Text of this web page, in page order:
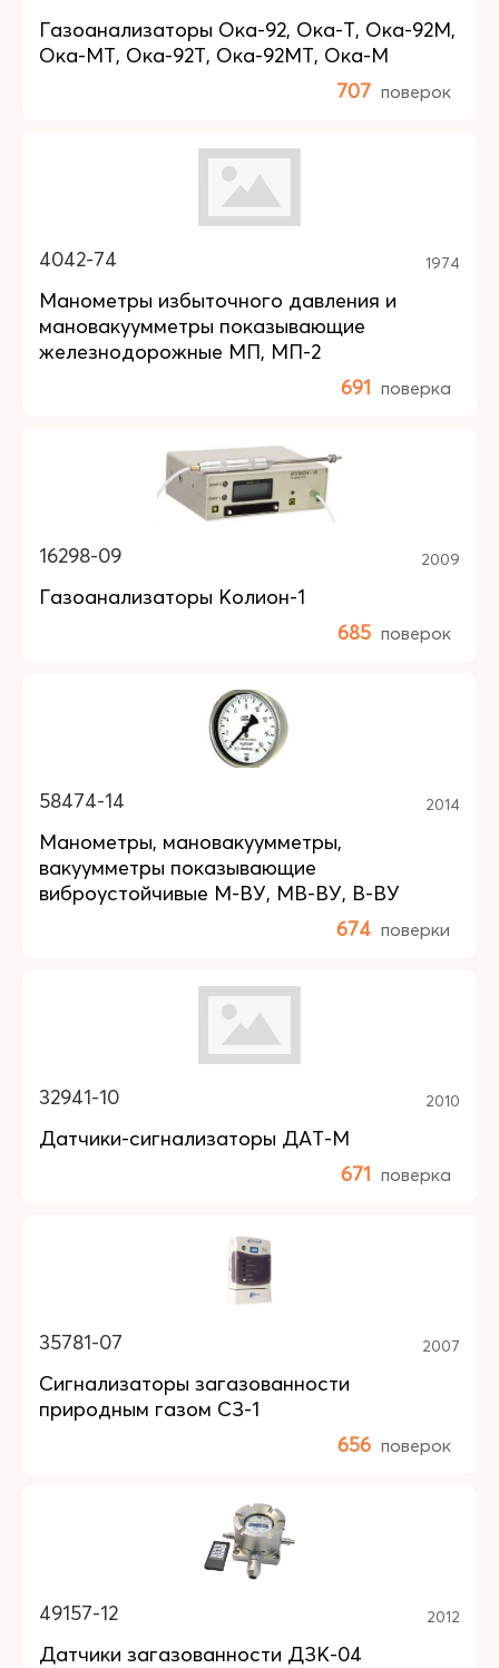
Газоанализаторы Ока-92, Ока-Т, Ока-92М,
Ока-МТ, Ока-92Т, Ока-92МТ, Ока-М
707 поверок
4042-74 1974
Манометры избыточного давления и
мановакуумметры показывающие
железнодорожные МП, МП-2
691 поверка
16298-09 2009
Газоанализаторы Колион-1
685 поверок
58474-14 2014
Манометры, мановакуумметры,
вакуумметры показывающие
виброустойчивые М-ВУ, МВ-ВУ, В-ВУ
674 поверки
32941-10 2010
Датчики-сигнализаторы ДАТ-М
671 поверка
35781-07 2007
Сигнализаторы загазованности
природным газом СЗ-1
656 поверок
49157-12 2012
Датчики загазованности ДЗК-04